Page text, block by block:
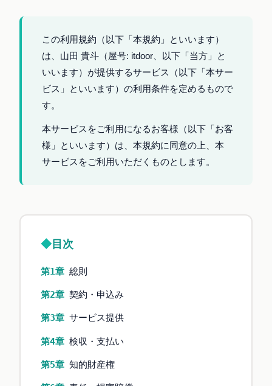
この利用規約（以下「本規約」といいます）
は、山田 貴斗（屋号: itdoor、以下「当方」と
いいます）が提供するサービス（以下「本サー
ビス」といいます）の利用条件を定めるもので
す。
本サービスをご利用になるお客様（以下「お客
様」といいます）は、本規約に同意の上、本
サービスをご利用いただくものとします。
目次
第1章 総則
第2章 契約・申込み
第3章 サービス提供
第4章 検収・支払い
第5章 知的財産権